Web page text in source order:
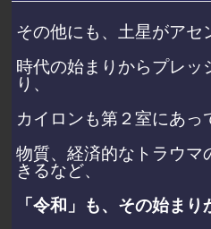
その他にも、土星がアセ
時代の始まりからプレッ
り、
カイロンも第２室にあっ
物質、経済的なトラウマ
きるなど、
「令和」も、その始ま